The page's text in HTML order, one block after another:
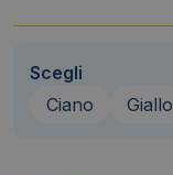
Scegli
Ciano
Giallo